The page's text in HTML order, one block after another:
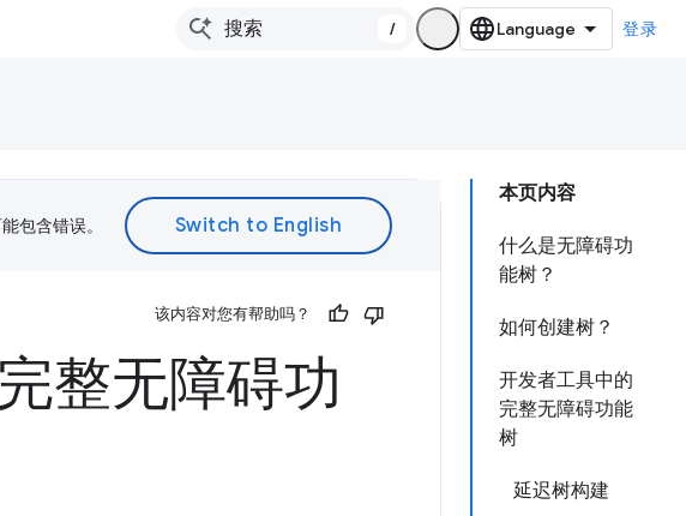
/ 登录
本页内容
什么是无障碍功
能树？
如何创建树？
开发者工具中的
完整无障碍功能
树
延迟树构建
包含错误。
该内容对您有帮助吗？
整无障碍功